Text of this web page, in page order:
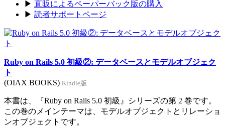
▶ 直販によるペーパーバック版の購入
▶ 読者サポートページ
Ruby on Rails 5.0 初級②: データベースとモデルオブジェク
ト
(OIAX BOOKS) Kindle版
本書は、『Ruby on Rails 5.0 初級』シリーズの第 2 巻です。
この巻のメインテーマは、モデルオブジェクトとリレーショ
ンオブジェクトです。